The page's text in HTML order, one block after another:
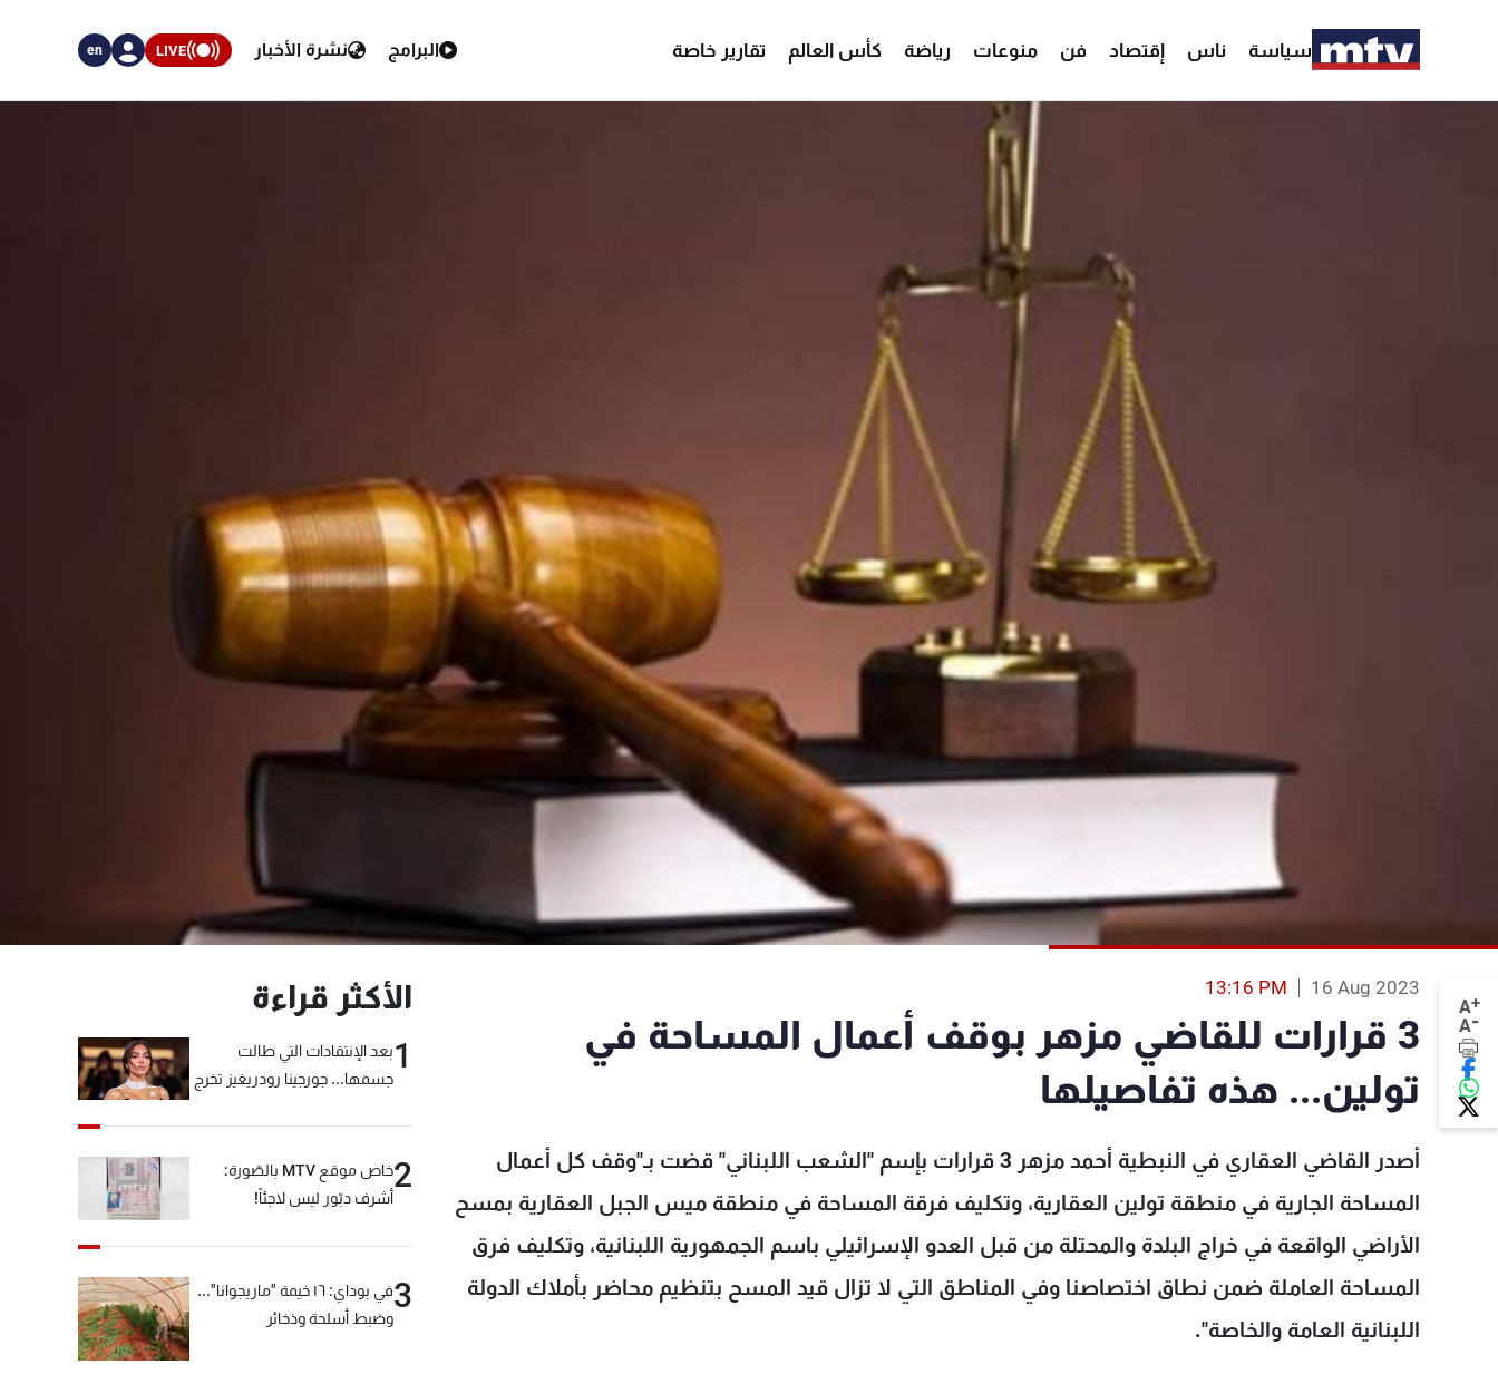
سياسة ناس إقتصاد فن منوعات رياضة كأس العالم تقارير خاصة البرامج نشرة الأخبار LIVE
en
A+
A-
16 Aug 2023
13:16 PM
3 قرارات للقاضي مزهر بوقف أعمال المساحة في
تولين... هذه تفاصيلها
أصدر القاضي العقاري في النبطية أحمد مزهر 3 قرارات بإسم "الشعب اللبناني" قضت بـ"وقف كل أعمال
المساحة الجارية في منطقة تولين العقارية، وتكليف فرقة المساحة في منطقة ميس الجبل العقارية بمسح
الأراضي الواقعة في خراج البلدة والمحتلة من قبل العدو الإسرائيلي باسم الجمهورية اللبنانية، وتكليف فرق
المساحة العاملة ضمن نطاق اختصاصنا وفي المناطق التي لا تزال قيد المسح بتنظيم محاضر بأملاك الدولة
اللبنانية العامة والخاصة".
الأكثر قراءة
1بعد الإنتقادات التي طالت
جسمها... جورجينا رودريغيز تخرج
2
خاص موقع MTV بالصّورة:
أشرف دبّور ليس لاجئاً!
3
في بوداي: ١٦ خيمة "ماريجوانا"...
وضبط أسلحة وذخائر